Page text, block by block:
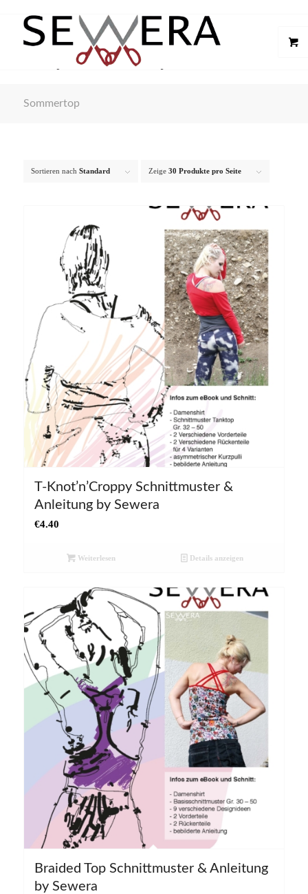
Sommertop
Sortieren nach Standard Zeige 30 Produkte pro Seite
T-Knot’n’Croppy Schnittmuster &
Anleitung by Sewera
€4.40
Weiterlesen Details anzeigen
5.00
Braided Top Schnittmuster & Anleitung
by Sewera